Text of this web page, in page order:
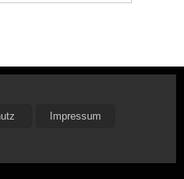
Impressum